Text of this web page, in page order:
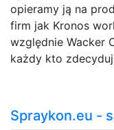
opieramy ją na
firm jak Kronos
względnie Wacker
każdy kto
Spraykon.eu -